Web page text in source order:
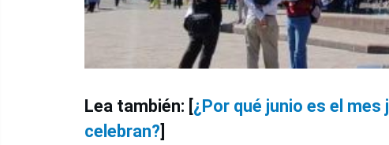
Lea también: [¿Por qué junio es el
celebran?]